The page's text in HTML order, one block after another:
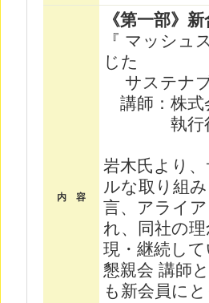
内 容
《第一部》
『 マッシュ
じた
サステナブ
講師：株式
執行役員
岩木氏より
ルな取り組
言、アライ
れ、同社の
現・継続し
懇親会 講師
も新会員に